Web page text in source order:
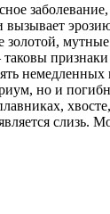
вызывает
мутные
немедленных
но и
слизь.